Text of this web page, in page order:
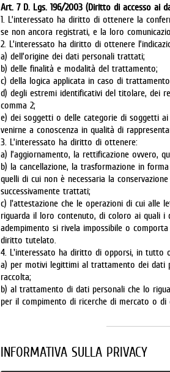
Art. 7 D. Lgs. 196/2003 (Diritto di accesso ai
1. L’interessato ha diritto di ottenere la
se non ancora registrati, e la loro
2. L’interessato ha diritto di ottenere
a) dell’origine dei dati personali trattati;
b) delle finalità e modalità del trattamento;
c) della logica applicata in caso di
d) degli estremi identificativi del titolare, dei
comma 2;
e) dei soggetti o delle categorie di soggetti
venirne a conoscenza in qualità di
3. L’interessato ha diritto di ottenere:
a) l’aggiornamento, la rettificazione ovvero,
b) la cancellazione, la trasformazione in
quelli di cui non è necessaria la
successivamente trattati;
c) l'attestazione che le operazioni di cui alle
riguarda il loro contenuto, di coloro ai quali
adempimento si rivela impossibile o
diritto tutelato.
4. L'interessato ha diritto di opporsi, in tutto
a) per motivi legittimi al trattamento dei dati
raccolta;
b) al trattamento di dati personali che lo
per il compimento di ricerche di mercato o di
INFORMATIVA SULLA PRIVACY